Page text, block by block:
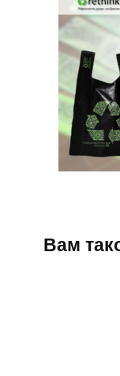
Вам